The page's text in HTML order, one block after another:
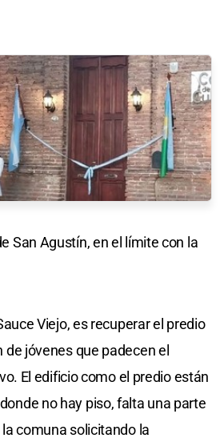
San Agustín, en el límite con la
Viejo, es recuperar el predio
jóvenes que padecen el
El edificio como el predio están
no hay piso, falta una parte
comuna solicitando la